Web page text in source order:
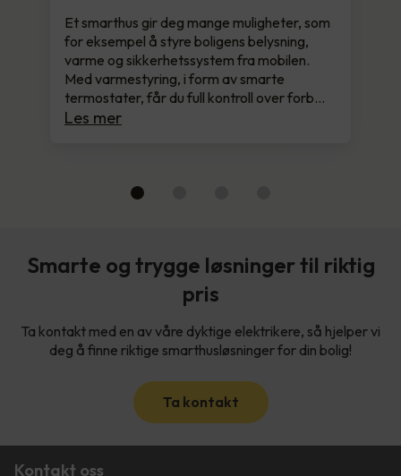
Et smarthus gir deg mange muligheter, som
for eksempel å styre boligens belysning,
varme og sikkerhetssystem fra mobilen.
Med varmestyring, i form av smarte
termostater, får du full kontroll over forb…
Les mer
Smarte og trygge løsninger til riktig
pris
Ta kontakt med en av våre dyktige elektrikere, så hjelper vi
deg å finne riktige smarthusløsninger for din bolig!
Ta kontakt
Kontakt oss